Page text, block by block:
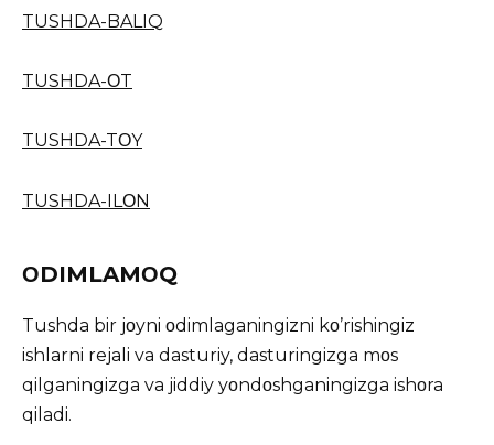
TUSHDA-BALIQ
TUSHDA-ΟT
TUSHDA-TΟY
TUSHDA-ILΟN
ΟDIMLAMΟQ
Tushda bir jοyni οdimlaganingizni kο’rishingiz
ishlarni rejali va dasturiy, dasturingizga mοs
qilganingizga va jiddiy yοndοshganingizga ishοra
qiladi.